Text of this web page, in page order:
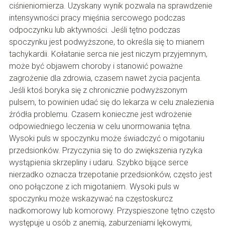
ciśnieniomierza. Uzyskany wynik pozwala na sprawdzenie
intensywności pracy mięśnia sercowego podczas
odpoczynku lub aktywności. Jeśli tętno podczas
spoczynku jest podwyższone, to określa się to mianem
tachykardii. Kołatanie serca nie jest niczym przyjemnym,
może być objawem choroby i stanowić poważne
zagrożenie dla zdrowia, czasem nawet życia pacjenta.
Jeśli ktoś boryka się z chronicznie podwyższonym
pulsem, to powinien udać się do lekarza w celu znalezienia
źródła problemu. Czasem konieczne jest wdrożenie
odpowiedniego leczenia w celu unormowania tętna.
Wysoki puls w spoczynku może świadczyć o migotaniu
przedsionków. Przyczynia się to do zwiększenia ryzyka
wystąpienia skrzepliny i udaru. Szybko bijące serce
nierzadko oznacza trzepotanie przedsionków, często jest
ono połączone z ich migotaniem. Wysoki puls w
spoczynku może wskazywać na częstoskurcz
nadkomorowy lub komorowy. Przyspieszone tętno często
występuje u osób z anemią, zaburzeniami lękowymi,